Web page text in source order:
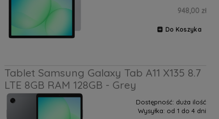
948,00 zł
Do Koszyka
Tablet Samsung Galaxy Tab A11 X135 8.7
LTE 8GB RAM 128GB - Grey
Dostępność: duża ilość
Wysyłka: od 1 do 4 dni